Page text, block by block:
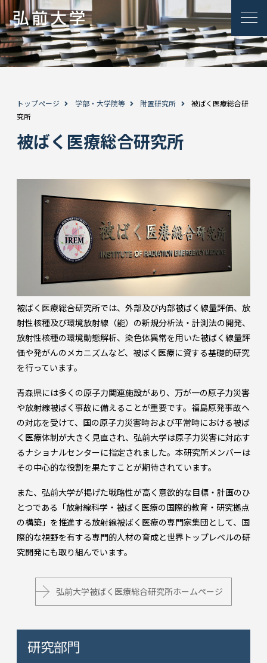
トップページ 学部・大学院等 附置研究所
被ばく医療総合研
究所
被ばく医療総合研究所
被ばく医療総合研究所では、外部及び内部被ばく線量評価、放
射性核種及び環境放射線（能）の新規分析法・計測法の開発、
放射性核種の環境動態解析、染色体異常を用いた被ばく線量評
価や発がんのメカニズムなど、被ばく医療に資する基礎的研究
を行っています。
青森県には多くの原子力関連施設があり、万が一の原子力災害
や放射線被ばく事故に備えることが重要です。福島原発事故へ
の対応を受けて、国の原子力災害時および平常時における被ば
く医療体制が大きく見直され、弘前大学は原子力災害に対応す
るナショナルセンターに指定されました。本研究所メンバーは
その中心的な役割を果たすことが期待されています。
また、弘前大学が掲げた戦略性が高く意欲的な目標・計画のひ
とつである「放射線科学・被ばく医療の国際的教育・研究拠点
の構築」を推進する放射線被ばく医療の専門家集団として、国
際的な視野を有する専門的人材の育成と世界トップレベルの研
究開発にも取り組んでいます。
弘前大学被ばく医療総合研究所ホームページ
研究部門